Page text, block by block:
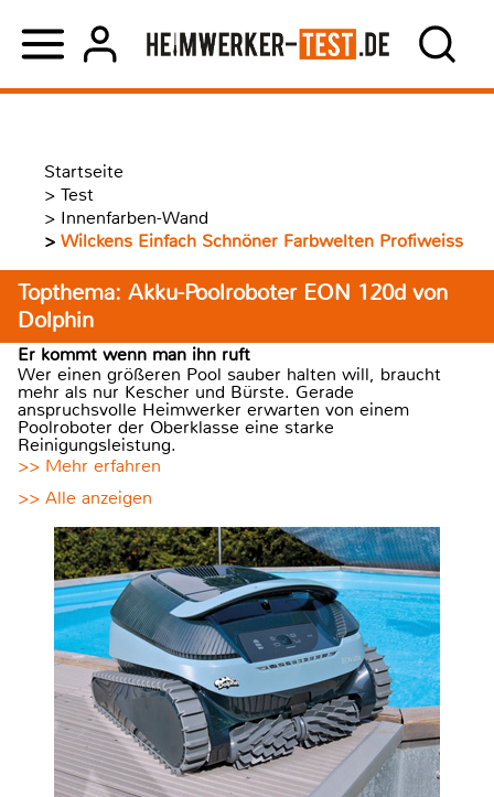
Startseite
> Test
> Innenfarben-Wand
> Wilckens Einfach Schnöner Farbwelten Profiweiss
Topthema: Akku-Poolroboter EON 120d von
Dolphin
Er kommt wenn man ihn ruft
Wer einen größeren Pool sauber halten will, braucht
mehr als nur Kescher und Bürste. Gerade
anspruchsvolle Heimwerker erwarten von einem
Poolroboter der Oberklasse eine starke
Reinigungsleistung.
>> Mehr erfahren
>> Alle anzeigen